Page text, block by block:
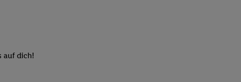
auf dich!
Informationen,